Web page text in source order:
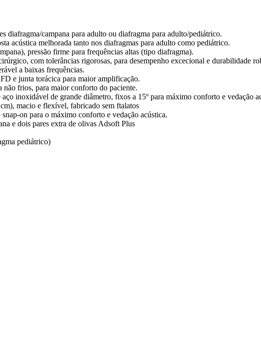
diafragma/campana para adulto ou diafragma para adulto/pediátrico.
acústica melhorada tanto nos diafragmas para adulto como pediátrico.
pressão firme para frequências altas (tipo diafragma).
com tolerâncias rigorosas, para desempenho excecional e durabilidade
a baixas frequências.
e junta torácica para maior amplificação.
não frios, para maior conforto do paciente.
inoxidável de grande diâmetro, fixos a 15º para máximo conforto e vedação
macio e flexível, fabricado sem ftalatos
on para o máximo conforto e vedação acústica.
e dois pares extra de olivas Adsoft Plus
pediátrico)